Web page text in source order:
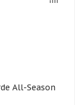
All-Season